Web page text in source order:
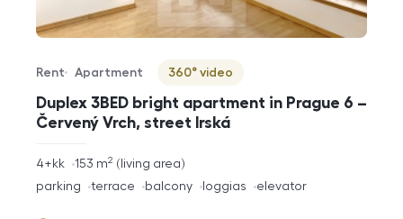
Duplex 3BED bright apartment in Prague 6 –
Červený Vrch, street Irská
Offer type
Rent
Property type
Apartment
Virtuální prohlídka
360° video
rozměry
4+kk living area
153 m2
funkce
parking terrace balcony loggias elevator